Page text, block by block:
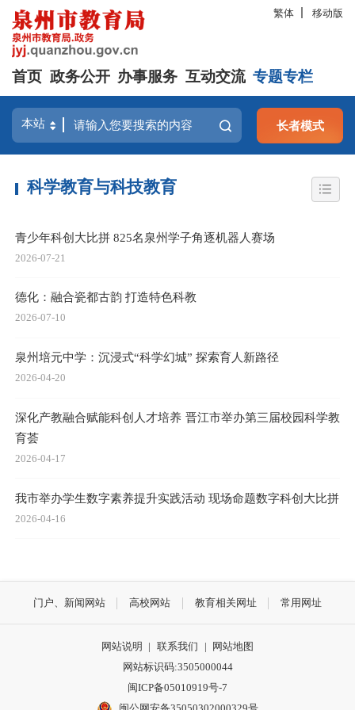
繁体 移动版
首页 政务公开 办事服务 互动交流 专题专栏
长者模式
科学教育与科技教育
青少年科创大比拼 825名泉州学子角逐机器人赛场
2026-07-21
德化：融合瓷都古韵 打造特色科教
2026-07-10
泉州培元中学：沉浸式“科学幻城” 探索育人新路径
2026-04-20
深化产教融合赋能科创人才培养 晋江市举办第三届校园科学教
育荟
2026-04-17
我市举办学生数字素养提升实践活动 现场命题数字科创大比拼
2026-04-16
门户、新闻网站 高校网站 教育相关网址 常用网址
网站说明 | 联系我们 |
网站地图
网站标识码:3505000044
闽ICP备05010919号-7